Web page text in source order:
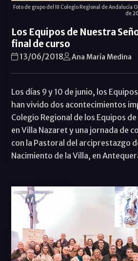
Foto de grupo del III Colegio Regional de Andalucía
de
Los Equipos de Nuestra
final de curso
13/06/2018 Ana María Medina
Los días 9 y 10 de junio, los
han vivido dos acontecimientos
Colegio Regional de los Equipos
en Villa Nazaret y una jornada de
con la Pastoral del arciprestazgo
Nacimiento de la Villa, en